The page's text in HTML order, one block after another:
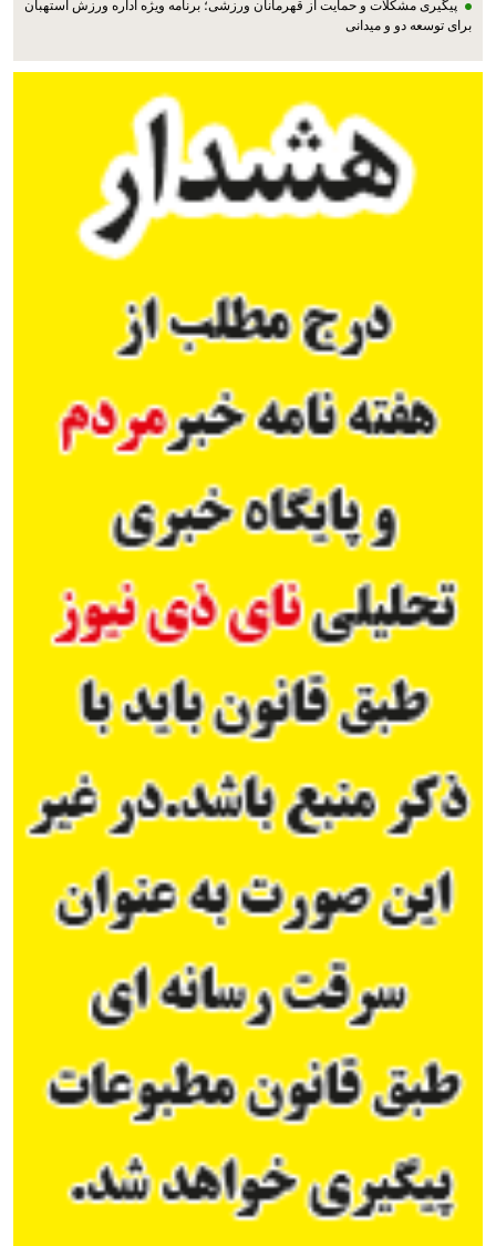
پیگیری مشکلات و حمایت از قهرمانان ورزشی؛ برنامه ویژه اداره ورزش استهبان
برای توسعه دو و میدانی